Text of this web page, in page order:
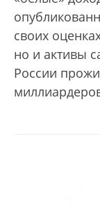
своих
но и активы
России